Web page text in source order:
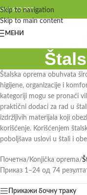
Skip to navigation
Skip to main content
062 622 200
МЕНИ
Štalska oprema obuhvata
higijene, organizacije i
kategoriji mogu se pronaći
praktični dodaci za rad u
izdržljivih materijala koji
korišćenje. Korišćenjem
poboljšava uslovi u štali i
Почетна/ Konjička oprema/
Приказ 1–24 од 74
Прикажи бочну траку